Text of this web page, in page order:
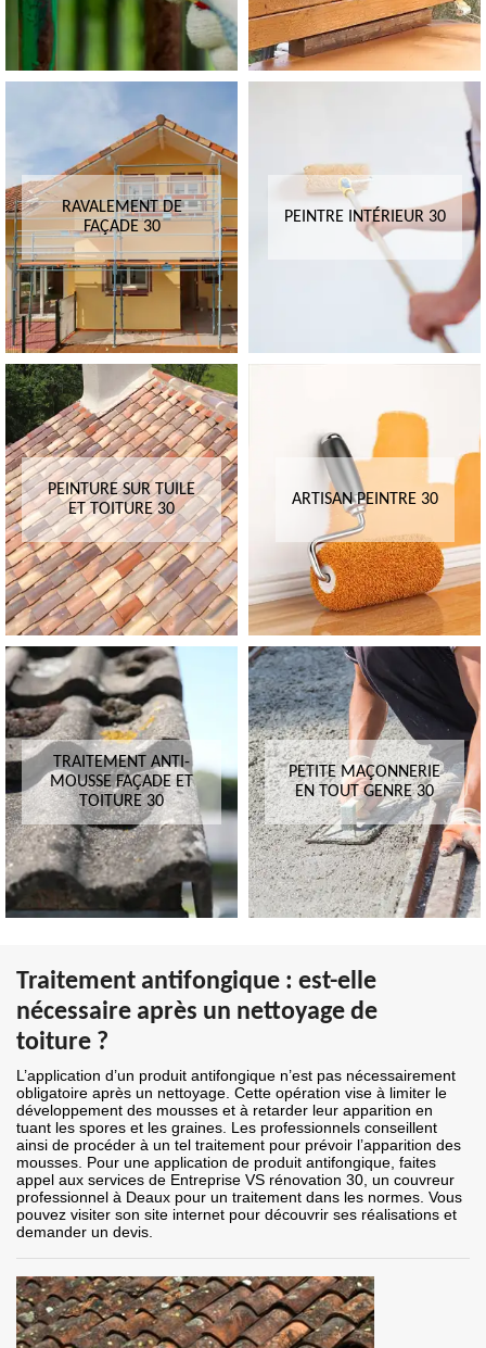
RAVALEMENT DE
FAÇADE 30
PEINTRE INTÉRIEUR 30
PEINTURE SUR TUILE
ET TOITURE 30
ARTISAN PEINTRE 30
TRAITEMENT ANTI-
MOUSSE FAÇADE ET
TOITURE 30
PETITE MAÇONNERIE
EN TOUT GENRE 30
Traitement antifongique : est-elle
nécessaire après un nettoyage de
toiture ?
L’application d’un produit antifongique n’est pas nécessairement
obligatoire après un nettoyage. Cette opération vise à limiter le
développement des mousses et à retarder leur apparition en
tuant les spores et les graines. Les professionnels conseillent
ainsi de procéder à un tel traitement pour prévoir l’apparition des
mousses. Pour une application de produit antifongique, faites
appel aux services de Entreprise VS rénovation 30, un couvreur
professionnel à Deaux pour un traitement dans les normes. Vous
pouvez visiter son site internet pour découvrir ses réalisations et
demander un devis.